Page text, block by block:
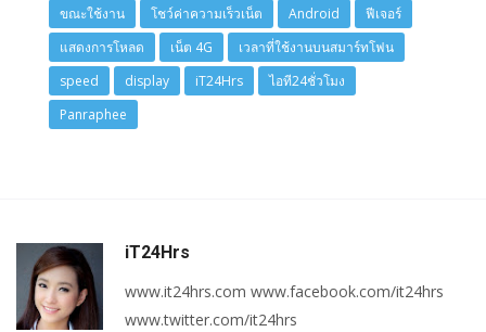
ขณะใช้งาน
โชว์ค่าความเร็วเน็ต Android
ฟีเจอร์
แสดงการโหลด
เน็ต 4G
เวลาที่ใช้งานบนสมาร์ทโฟน
speed
display iT24Hrs
ไอที24ชั่วโมง
Panraphee
iT24Hrs
www.it24hrs.com www.facebook.com/it24hrs
www.twitter.com/it24hrs